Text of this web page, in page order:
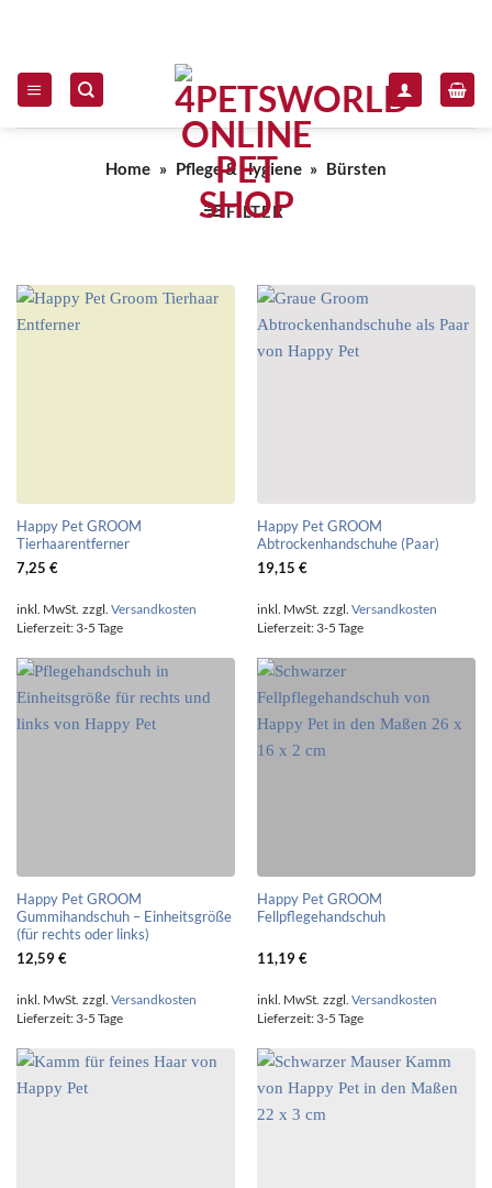
Home » Pflege & Hygiene » Bürsten
FILTER
Happy Pet GROOM
Tierhaarentferner
7,25 €
inkl. MwSt. zzgl. Versandkosten
Lieferzeit: 3-5 Tage
Happy Pet GROOM
Abtrockenhandschuhe (Paar)
19,15 €
inkl. MwSt. zzgl. Versandkosten
Lieferzeit: 3-5 Tage
Happy Pet GROOM
Gummihandschuh – Einheitsgröße
(für rechts oder links)
12,59€
inkl. MwSt. zzgl. Versandkosten
Lieferzeit: 3-5 Tage
Happy Pet GROOM
Fellpflegehandschuh
11,19€
inkl. MwSt. zzgl. Versandkosten
Lieferzeit: 3-5 Tage